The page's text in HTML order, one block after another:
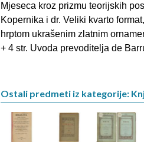
Mjeseca kroz prizmu teorijskih
Kopernika i dr. Veliki kvarto
hrptom ukrašenim zlatnim
+ 4 str. Uvoda prevoditelja de
Ostali predmeti iz kategorije: